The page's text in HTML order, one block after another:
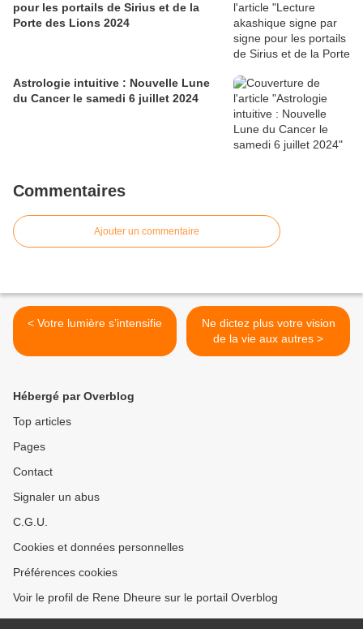
pour les portails de Sirius et de la
Porte des Lions 2024
Astrologie intuitive : Nouvelle Lune
du Cancer le samedi 6 juillet 2024
Commentaires
Ajouter un commentaire
< Votre lumière s’intensifie
Ne dictez plus votre vision
de la vie aux autres >
Hébergé par Overblog
Top articles
Pages
Contact
Signaler un abus
C.G.U.
Cookies et données personnelles
Préférences cookies
Voir le profil de Rene Dheure sur le portail Overblog